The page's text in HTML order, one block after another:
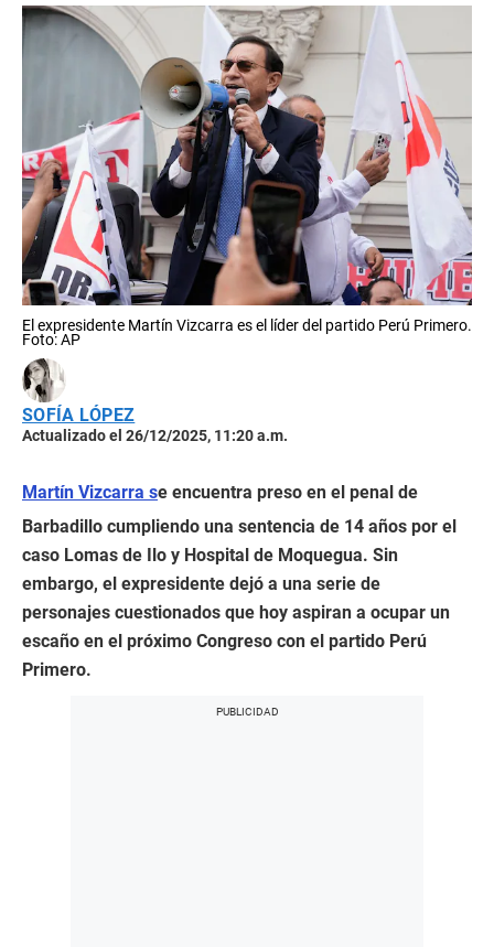
El expresidente Martín Vizcarra es el líder del partido Perú Primero.
Foto: AP
SOFÍA LÓPEZ
Actualizado el 26/12/2025, 11:20 a.m.
Martín Vizcarra se encuentra preso en el penal de
Barbadillo cumpliendo una sentencia de 14 años por el
caso Lomas de Ilo y Hospital de Moquegua. Sin
embargo, el expresidente dejó a una serie de
personajes cuestionados que hoy aspiran a ocupar un
escaño en el próximo Congreso con el partido Perú
Primero.